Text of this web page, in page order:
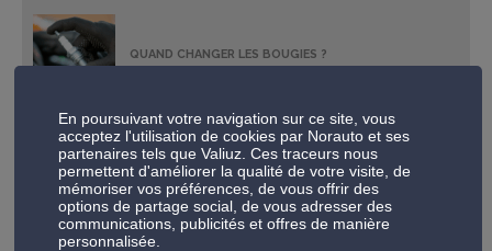
QUAND CHANGER LES BOUGIES ?
L’HIVERNAGE DE VOTRE VÉHICULE : NOS 5 CONSEILS
POUR UN REDÉMARRAGE SEREIN
En poursuivant votre navigation sur ce site, vous
acceptez l'utilisation de cookies par Norauto et ses
partenaires tels que Valiuz. Ces traceurs nous
permettent d'améliorer la qualité de votre visite, de
mémoriser vos préférences, de vous offrir des
options de partage social, de vous adresser des
communications, publicités et offres de manière
personnalisée.